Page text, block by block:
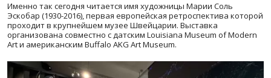
Именно так сегодня читается имя художницы Марии Соль
Эскобар (1930-2016), первая европейская ретроспектива которой
проходит в крупнейшем музее Швейцарии. Выставка
организована совместно с датским Louisiana Museum of Modern
Art и американским Buffalo AKG Art Museum.